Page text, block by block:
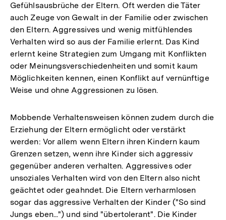
Gefühlsausbrüche der Eltern. Oft werden die Täter
auch Zeuge von Gewalt in der Familie oder zwischen
den Eltern. Aggressives und wenig mitfühlendes
Verhalten wird so aus der Familie erlernt. Das Kind
erlernt keine Strategien zum Umgang mit Konflikten
oder Meinungsverschiedenheiten und somit kaum
Möglichkeiten kennen, einen Konflikt auf vernünftige
Weise und ohne Aggressionen zu lösen.
Mobbende Verhaltensweisen können zudem durch die
Erziehung der Eltern ermöglicht oder verstärkt
werden: Vor allem wenn Eltern ihren Kindern kaum
Grenzen setzen, wenn ihre Kinder sich aggressiv
gegenüber anderen verhalten. Aggressives oder
unsoziales Verhalten wird von den Eltern also nicht
geächtet oder geahndet. Die Eltern verharmlosen
sogar das aggressive Verhalten der Kinder ("So sind
Jungs eben...") und sind "übertolerant". Die Kinder